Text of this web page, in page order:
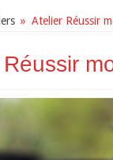
» Atelier Réussir